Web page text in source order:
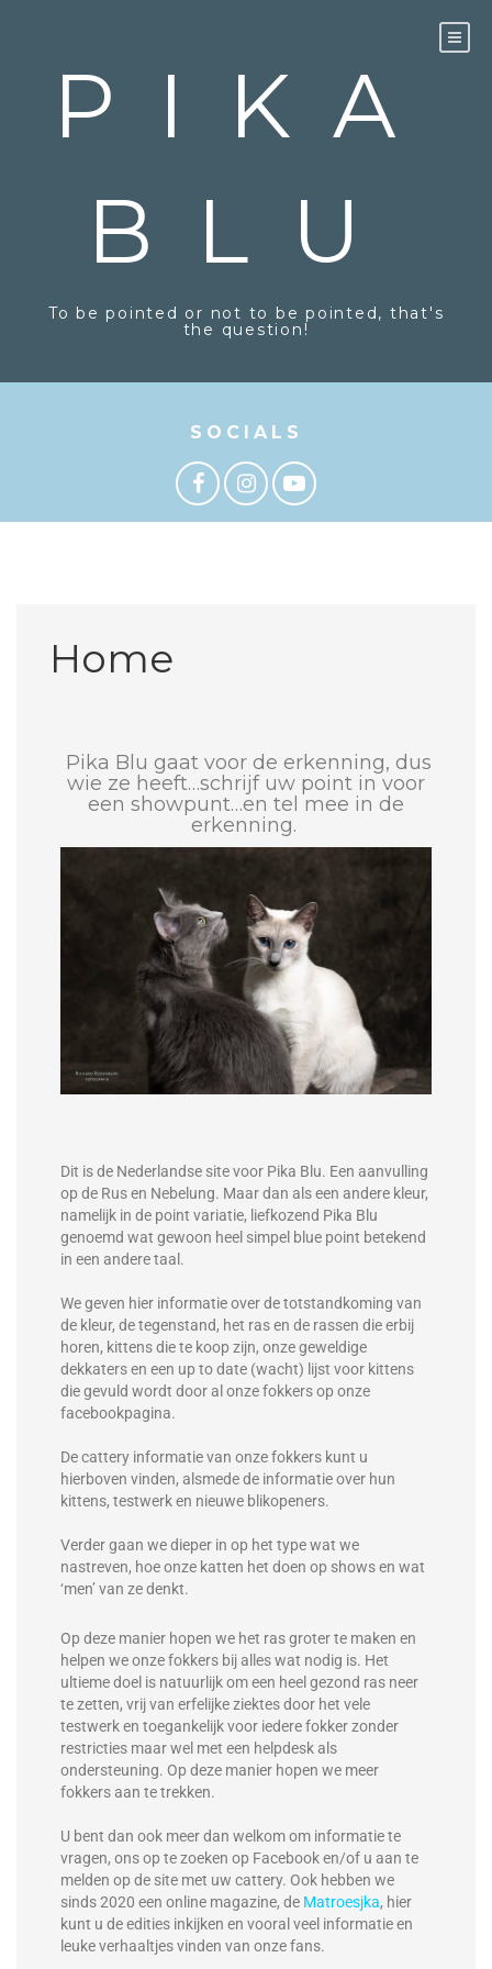
PIKA
BLU
To be pointed or not to be pointed, that's
the question!
SOCIALS
Home
Pika Blu gaat voor de erkenning, dus
wie ze heeft…schrijf uw point in voor
een showpunt…en tel mee in de
erkenning.
Dit is de Nederlandse site voor Pika Blu. Een aanvulling
op de Rus en Nebelung. Maar dan als een andere kleur,
namelijk in de point variatie, liefkozend Pika Blu
genoemd wat gewoon heel simpel blue point betekend
in een andere taal.
We geven hier informatie over de totstandkoming van
de kleur, de tegenstand, het ras en de rassen die erbij
horen, kittens die te koop zijn, onze geweldige
dekkaters en een up to date (wacht) lijst voor kittens
die gevuld wordt door al onze fokkers op onze
facebookpagina.
De cattery informatie van onze fokkers kunt u
hierboven vinden, alsmede de informatie over hun
kittens, testwerk en nieuwe blikopeners.
Verder gaan we dieper in op het type wat we
nastreven, hoe onze katten het doen op shows en wat
‘men’ van ze denkt.
Op deze manier hopen we het ras groter te maken en
helpen we onze fokkers bij alles wat nodig is. Het
ultieme doel is natuurlijk om een heel gezond ras neer
te zetten, vrij van erfelijke ziektes door het vele
testwerk en toegankelijk voor iedere fokker zonder
restricties maar wel met een helpdesk als
ondersteuning. Op deze manier hopen we meer
fokkers aan te trekken.
U bent dan ook meer dan welkom om informatie te
vragen, ons op te zoeken op Facebook en/of u aan te
melden op de site met uw cattery. Ook hebben we
sinds 2020 een online magazine, de Matroesjka, hier
kunt u de edities inkijken en vooral veel informatie en
leuke verhaaltjes vinden van onze fans.